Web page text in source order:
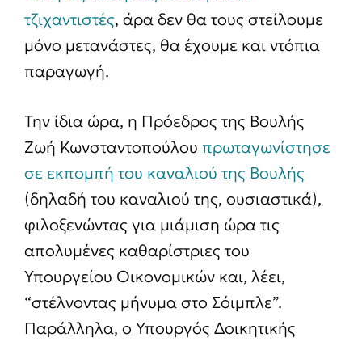
τζιχαντιστές, άρα δεν θα τους στείλουμε
μόνο μετανάστες, θα έχουμε και ντόπια
παραγωγή.
Την ίδια ώρα, η Πρόεδρος της Βουλής
Ζωή Κωνσταντοπούλου πρωταγωνίστησε
σε εκπομπή του καναλιού της Βουλής
(δηλαδή του καναλιού της, ουσιαστικά),
φιλοξενώντας για μιάμιση ώρα τις
απολυμένες καθαρίστριες του
Υπουργείου Οικονομικών και, λέει,
“στέλνοντας μήνυμα στο Σόιμπλε”.
Παράλληλα, ο Υπουργός Δοικητικής